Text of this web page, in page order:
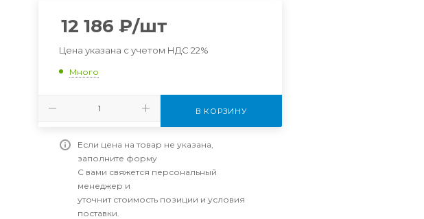
12 186 ₽/шт
Цена указана с учетом НДС 22%
Много
В КОРЗИНУ
Если цена на товар не указана,
заполните форму
С вами свяжется персональный
менеджер и
уточнит стоимость позиции и условия
поставки.